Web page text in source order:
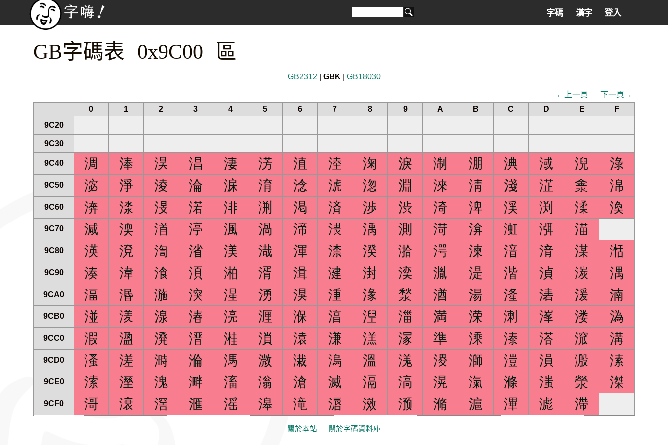
字碼 漢字 登入
GB字碼表 0x9C00 區
GB2312 GBK GB18030
←上一頁
下一頁→
0
1 2 3 4 5 6 7 8 9 A B C D E
F
9C20
9C30
9C40 淍 淎 淏 淐 淒 淓 淔 淕 淗 淚 淛 淜 淟 淢 淣 淥
9C50 淧 淨 淩 淪 淭 淯 淰 淲 淴 淵 淶 淸 淺 淽 淾 淿
9C60 渀 渁 渂 渃 渄 渆 渇 済 渉 渋 渏 渒 渓 渕 渘 渙
9C70 減 渜 渞 渟 渢 渦 渧 渨 渪 測 渮 渰 渱 渳 渵
9C80 渶 渷 渹 渻 渼 渽 渾 渿 湀 湁 湂 湅 湆 湇 湈 湉
9C90 湊 湋 湌 湏 湐 湑 湒 湕 湗 湙 湚 湜 湝 湞 湠 湡
9CA0 湢 湣 湤 湥 湦 湧 湨 湩 湪 湬 湭 湯 湰 湱 湲 湳
9CB0 湴 湵 湶 湷 湸 湹 湺 湻 湼 湽 満 溁 溂 溄 溇 溈
9CC0 溊 溋 溌 溍 溎 溑 溒 溓 溔 溕 準 溗 溙 溚 溛 溝
9CD0 溞 溠 溡 溣 溤 溦 溨 溩 溫 溬 溭 溮 溰 溳 溵 溸
9CE0 溹 溼 溾 溿 滀 滃 滄 滅 滆 滈 滉 滊 滌 滍 滎 滐
9CF0 滒 滖 滘 滙 滛 滜 滝 滣 滧 滪 滫 滬 滭 滮 滯
關於本站 關於字碼資料庫